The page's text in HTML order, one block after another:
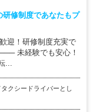
修制度であなたもプ
！研修制度充実で
未経験でも安心！
...
クシードライバーとし